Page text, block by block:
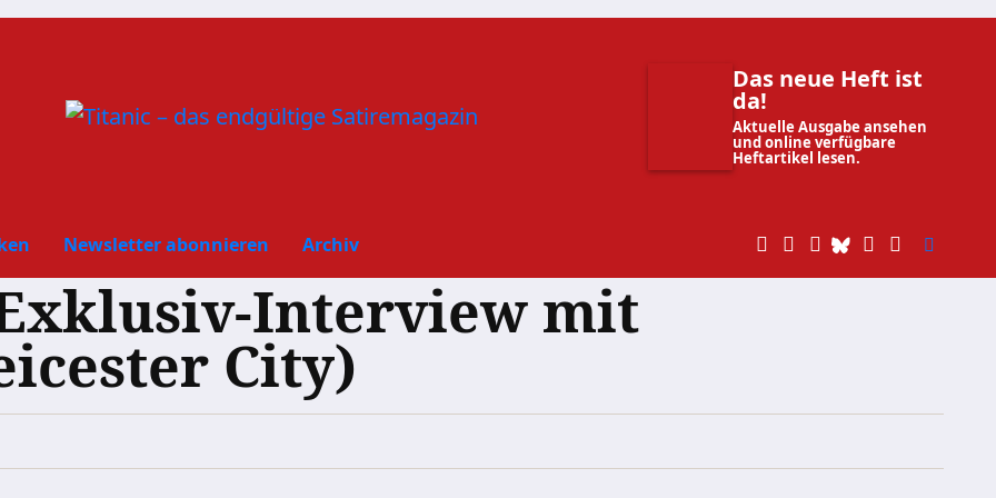
Das neue Heft ist
da!
Aktuelle Ausgabe ansehen
und online verfügbare
Heftartikel lesen.
Newsletter abonnieren Archiv
Interview mit
City)